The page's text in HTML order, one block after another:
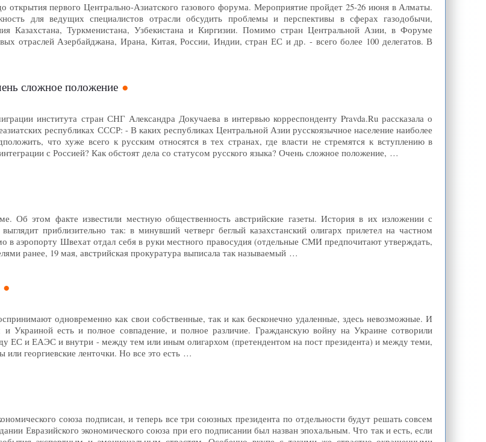
открытия первого Центрально-Азиатского газового форума. Мероприятие пройдет 25-26 июня в Алматы.
для ведущих специалистов отрасли обсудить проблемы и перспективы в сферах газодобычи,
Казахстана, Туркменистана, Узбекистана и Киргизии. Помимо стран Центральной Азии, в Форуме
отраслей Азербайджана, Ирана, Китая, России, Индии, стран ЕС и др. - всего более 100 делегатов. В
сложное положение
института стран СНГ Александра Докучаева в интервью корреспонденту Pravda.Ru рассказала о
республиках СССР: - В каких республиках Центральной Азии русскоязычное население наиболее
что хуже всего к русским относятся в тех странах, где власти не стремятся к вступлению в
с Россией? Как обстоят дела со статусом русского языка? Очень сложное положение, …
Об этом факте известили местную общественность австрийские газеты. История в их изложении с
приблизительно так: в минувший четверг беглый казахстанский олигарх прилетел на частном
в аэропорту Швехат отдал себя в руки местного правосудия (отдельные СМИ предпочитают утверждать,
ранее, 19 мая, австрийская прокуратура выписала так называемый …
одновременно как свои собственные, так и как бесконечно удаленные, здесь невозможные. И
и Украиной есть и полное совпадение, и полное различие. Гражданскую войну на Украине сотворили
ЕС и ЕАЭС и внутри - между тем или иным олигархом (претендентом на пост президента) и между теми,
или георгиевские ленточки. Но все это есть …
союза подписан, и теперь все три союзных президента по отдельности будут решать совсем
Евразийского экономического союза при его подписании был назван эпохальным. Что так и есть, если